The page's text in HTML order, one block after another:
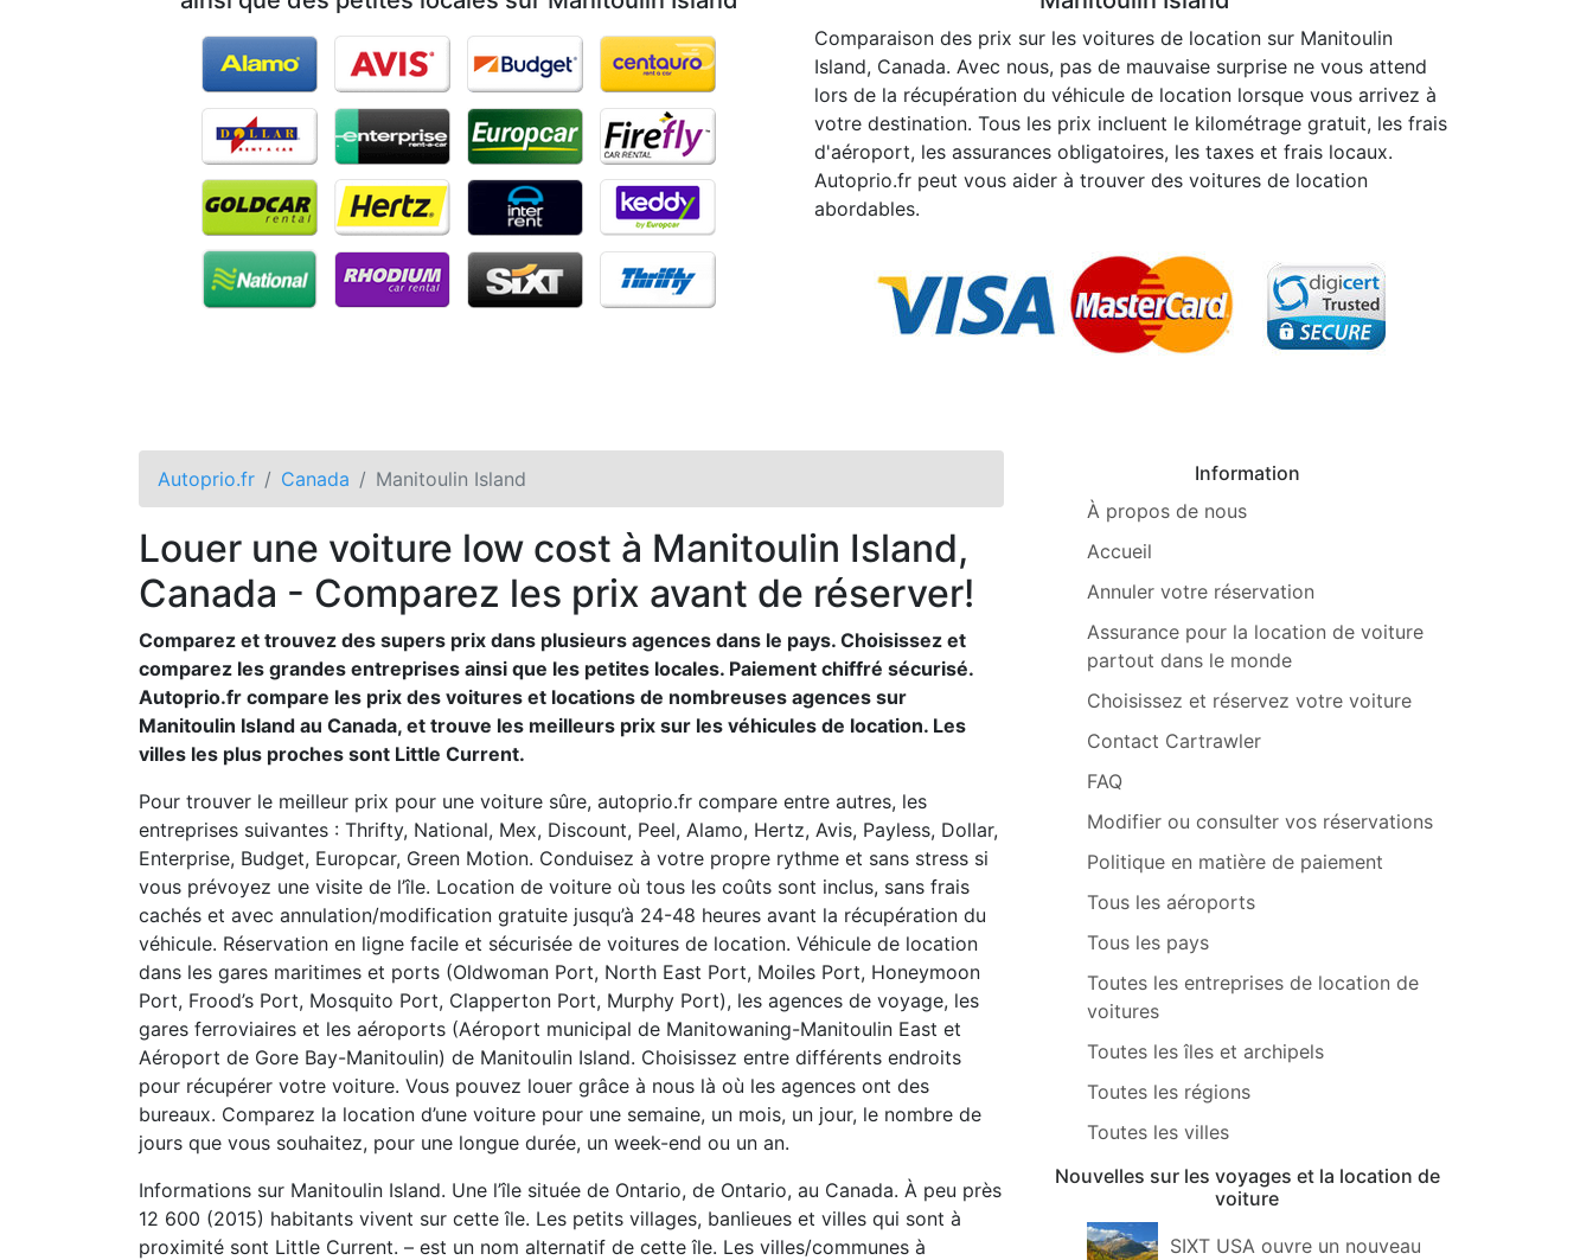
Comparaison des prix sur les voitures de location sur Manitoulin
Island, Canada. Avec nous, pas de mauvaise surprise ne vous attend
lors de la récupération du véhicule de location lorsque vous arrivez à
votre destination. Tous les prix incluent le kilométrage gratuit, les frais
d'aéroport, les assurances obligatoires, les taxes et frais locaux.
Autoprio.fr peut vous aider à trouver des voitures de location
abordables.
Autoprio.fr Canada Manitoulin Island
Louer une voiture low cost à Manitoulin Island,
Canada - Comparez les prix avant de réserver!
Comparez et trouvez des supers prix dans plusieurs agences dans le pays. Choisissez et
comparez les grandes entreprises ainsi que les petites locales. Paiement chiffré sécurisé.
Autoprio.fr compare les prix des voitures et locations de nombreuses agences sur
Manitoulin Island au Canada, et trouve les meilleurs prix sur les véhicules de location. Les
villes les plus proches sont Little Current.
Pour trouver le meilleur prix pour une voiture sûre, autoprio.fr compare entre autres, les
entreprises suivantes : Thrifty, National, Mex, Discount, Peel, Alamo, Hertz, Avis, Payless, Dollar,
Enterprise, Budget, Europcar, Green Motion. Conduisez à votre propre rythme et sans stress si
vous prévoyez une visite de l’île. Location de voiture où tous les coûts sont inclus, sans frais
cachés et avec annulation/modification gratuite jusqu’à 24-48 heures avant la récupération du
véhicule. Réservation en ligne facile et sécurisée de voitures de location. Véhicule de location
dans les gares maritimes et ports (Oldwoman Port, North East Port, Moiles Port, Honeymoon
Port, Frood’s Port, Mosquito Port, Clapperton Port, Murphy Port), les agences de voyage, les
gares ferroviaires et les aéroports (Aéroport municipal de Manitowaning-Manitoulin East et
Aéroport de Gore Bay-Manitoulin) de Manitoulin Island. Choisissez entre différents endroits
pour récupérer votre voiture. Vous pouvez louer grâce à nous là où les agences ont des
bureaux. Comparez la location d’une voiture pour une semaine, un mois, un jour, le nombre de
jours que vous souhaitez, pour une longue durée, un week-end ou un an.
Informations sur Manitoulin Island. Une l’île située de Ontario, de Ontario, au Canada. À peu près
12 600 (2015) habitants vivent sur cette île. Les petits villages, banlieues et villes qui sont à
proximité sont Little Current. – est un nom alternatif de cette île. Les villes/communes à
Information
À propos de nous
Accueil
Annuler votre réservation
Assurance pour la location de voiture
partout dans le monde
Choisissez et réservez votre voiture
Contact Cartrawler
FAQ
Modifier ou consulter vos réservations
Politique en matière de paiement
Tous les aéroports
Tous les pays
Toutes les entreprises de location de
voitures
Toutes les îles et archipels
Toutes les régions
Toutes les villes
Nouvelles sur les voyages et la location de
voiture
SIXT USA ouvre un nouveau